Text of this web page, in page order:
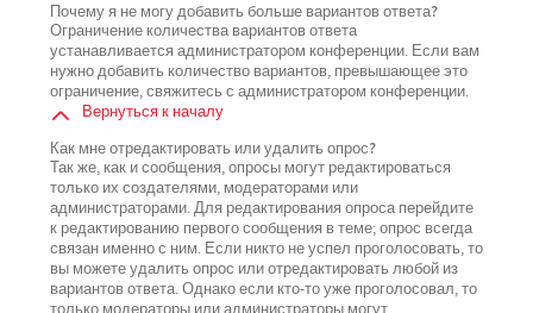
Почему я не могу добавить больше вариантов ответа?
Ограничение количества вариантов ответа
устанавливается администратором конференции. Если вам
нужно добавить количество вариантов, превышающее это
ограничение, свяжитесь с администратором конференции.
Вернуться к началу
Как мне отредактировать или удалить опрос?
Так же, как и сообщения, опросы могут редактироваться
только их создателями, модераторами или
администраторами. Для редактирования опроса перейдите
к редактированию первого сообщения в теме; опрос всегда
связан именно с ним. Если никто не успел проголосовать, то
вы можете удалить опрос или отредактировать любой из
вариантов ответа. Однако если кто-то уже проголосовал, то